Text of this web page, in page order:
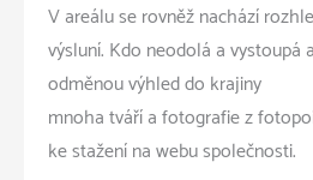
V areálu se rovněž nachází
výsluní. Kdo neodolá a vystoupá
odměnou výhled do krajiny
mnoha tváří a fotografie z
ke stažení na webu společnosti.